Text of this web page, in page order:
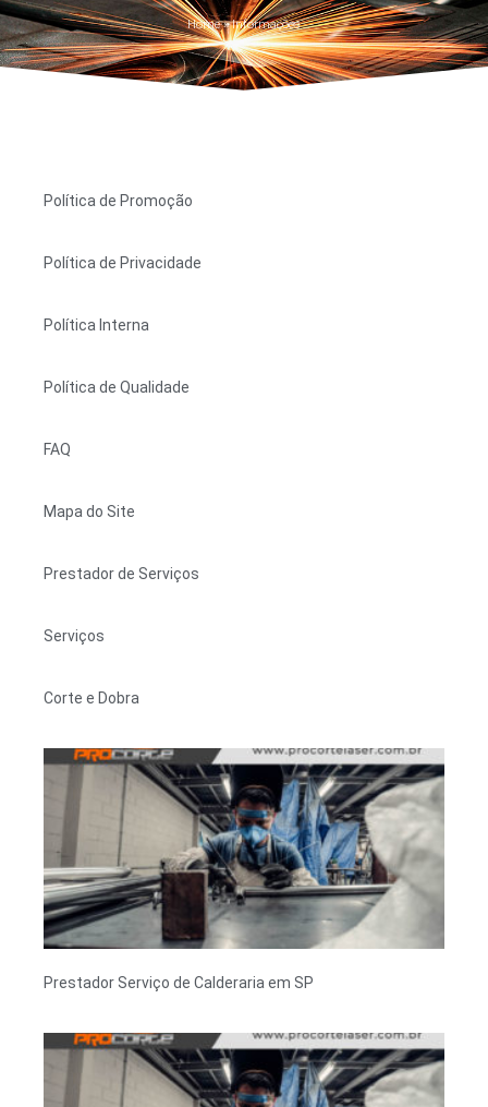
Home»Informações
Política de Promoção
Política de Privacidade
Política Interna
Política de Qualidade
FAQ
Mapa do Site
Prestador de Serviços
Serviços
Corte e Dobra
Prestador Serviço de Calderaria em SP